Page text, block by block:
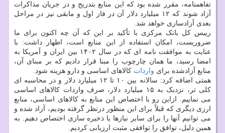
تفاهمنامه، مقرر شده بود که این منابع بتدریج و در جریان مذاکرات
آزاد شوند که ۱۲ میلیارد دلار آن در فاز اول و مابقی نیز در مراحل
بعدی آزادسازی خواهد شد.
رییس کل بانک مرکزی با تأکید بر این که آن چه اکنون برای ما
ضروریست، امکان استفاده از این منابع است، اظهار داشت: با
عنایت به موافقت نامه ای که در سال ۱۴۰۲ بین ایران و آمریکا به
امضا رسید، ما همان چارچوب را مبنا قرار دادیم که بر مبنای آن،
منابع آزادشده برای واردات کالاهای اساسی و دارو هزینه شود.
همتی اضافه کرد: سالانه بین ۱۰ تا ۱۲ میلیارد دلار و در محاسبه ای
کلی تر، نزدیک به ۱۵ میلیارد دلار، صرف واردات کالاهای اساسی
می نماییم. ازاین رو با اختصاص این منابع به کالاهای اساسی، منابع
ارزی دیگری که قبلاً برای این منظور درنظر گرفته بودیم، آزاد شده و
می توانیم آنها را برای سایر نیازها یا ذخیره سازی اختصاص دهیم. به
همین دلیل، توافق را توافقی مثبت ارزیابی کردیم.